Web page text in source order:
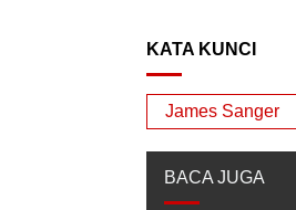
KATA KUNCI
James Sanger
BACA JUGA